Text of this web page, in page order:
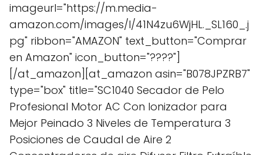
imageurl="https://m.media-
amazon.com/images/I/41N4zu6WjHL._SL160_.j
pg" ribbon="AMAZON" text_button="Comprar
en Amazon" icon_button="????"]
[/at_amazon][at_amazon asin="B078JPZRB7"
type="box" title="SC1040 Secador de Pelo
Profesional Motor AC Con Ionizador para
Mejor Peinado 3 Niveles de Temperatura 3
Posiciones de Caudal de Aire 2